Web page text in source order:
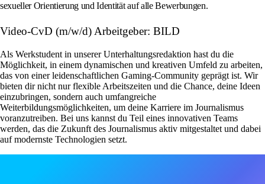
sexueller Orientierung und Identität auf alle Bewerbungen.
Video-CvD (m/w/d) Arbeitgeber: BILD
Als Werkstudent in unserer Unterhaltungsredaktion hast du die
Möglichkeit, in einem dynamischen und kreativen Umfeld zu arbeiten,
das von einer leidenschaftlichen Gaming-Community geprägt ist. Wir
bieten dir nicht nur flexible Arbeitszeiten und die Chance, deine Ideen
einzubringen, sondern auch umfangreiche
Weiterbildungsmöglichkeiten, um deine Karriere im Journalismus
voranzutreiben. Bei uns kannst du Teil eines innovativen Teams
werden, das die Zukunft des Journalismus aktiv mitgestaltet und dabei
auf modernste Technologien setzt.